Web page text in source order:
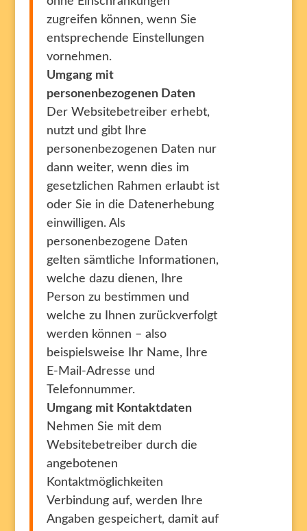
zugreifen können, wenn Sie
entsprechende Einstellungen
vornehmen.
Umgang mit
personenbezogenen Daten
Der Websitebetreiber erhebt,
nutzt und gibt Ihre
personenbezogenen Daten nur
dann weiter, wenn dies im
gesetzlichen Rahmen erlaubt ist
oder Sie in die Datenerhebung
einwilligen. Als
personenbezogene Daten
gelten sämtliche Informationen,
welche dazu dienen, Ihre
Person zu bestimmen und
welche zu Ihnen zurückverfolgt
werden können – also
beispielsweise Ihr Name, Ihre
E-Mail-Adresse und
Telefonnummer.
Umgang mit Kontaktdaten
Nehmen Sie mit dem
Websitebetreiber durch die
angebotenen
Kontaktmöglichkeiten
Verbindung auf, werden Ihre
Angaben gespeichert, damit auf